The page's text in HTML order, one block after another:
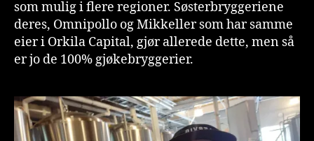
som mulig i flere regioner. Søsterbryggeriene
deres, Omnipollo og Mikkeller som har samme
eier i Orkila Capital, gjør allerede dette, men så
er jo de 100% gjøkebryggerier.